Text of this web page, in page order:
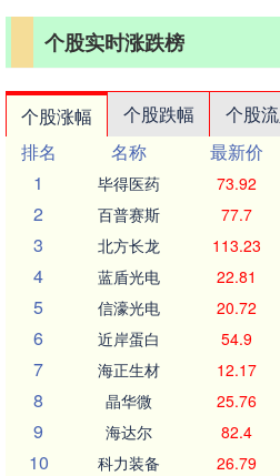
个股实时涨跌榜
个股涨幅 个股跌幅 个股
排名
名称 最新价
1
毕得医药 73.92
2 百普赛斯 77.7
3 北方长龙 113.23
4 蓝盾光电 22.81
5 信濠光电 20.72
6 近岸蛋白 54.9
7 海正生材 12.17
8 晶华微 25.76
9 海达尔 82.4
10 科力装备 26.79